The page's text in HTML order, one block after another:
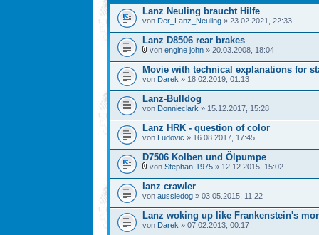
Lanz Neuling braucht Hilfe
von Der_Lanz_Neuling » 23.02.2021, 22:33
Lanz D8506 rear brakes
von engine john » 20.03.2008, 18:04
Movie with technical explanations for
von Darek » 18.02.2019, 01:13
Lanz-Bulldog
von Donnieclark » 15.12.2017, 15:28
Lanz HRK - question of color
von Ludovic » 16.08.2017, 17:45
D7506 Kolben und Ölpumpe
von Stephan-1975 » 12.12.2015, 15:02
lanz crawler
von aussiedog » 03.05.2015, 11:22
Lanz woking up like Frankenstein's
von Darek » 07.02.2013, 00:17